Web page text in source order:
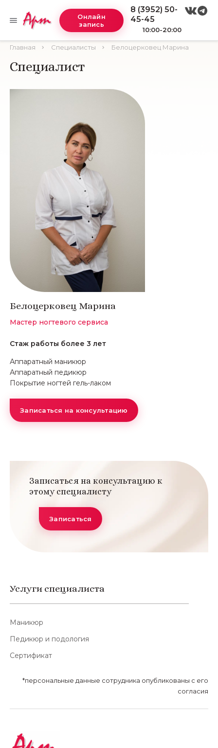
Онлайн
запись
8 (3952) 50-
45-45
10:00-20:00
Главная Специалисты Белоцерковец Марина
Специалист
Записаться на консультацию к
этому специалисту
Записаться
Услуги специалиста
Маникюр
Педикюр и подология
Сертификат
Белоцерковец Марина
Мастер ногтевого сервиса
Стаж работы более 3 лет
Аппаратный маникюр
Аппаратный педикюр
Покрытие ногтей гель-лаком
Записаться на консультацию
*персональные данные сотрудника опубликованы с его
согласия